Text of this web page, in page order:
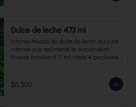
Dulce de leche 473 ml
Intenso helado de dulce de leche, dulzura
intensa que realmente te sorprenderá.
Envase familiar 473 ml, rinde 4 porciones.
$8.500